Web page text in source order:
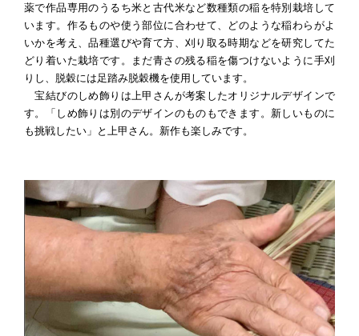
薬で作品専用のうるち米と古代米など数種類の稲を特別栽培して
います。作るものや使う部位に合わせて、どのような稲わらがよ
いかを考え、品種選びや育て方、刈り取る時期などを研究してた
どり着いた栽培です。まだ青さの残る稲を傷つけないように手刈
りし、脱穀には足踏み脱穀機を使用しています。
宝結びのしめ飾りは上甲さんが考案したオリジナルデザインで
す。「しめ飾りは別のデザインのものもできます。新しいものに
も挑戦したい」と上甲さん。新作も楽しみです。